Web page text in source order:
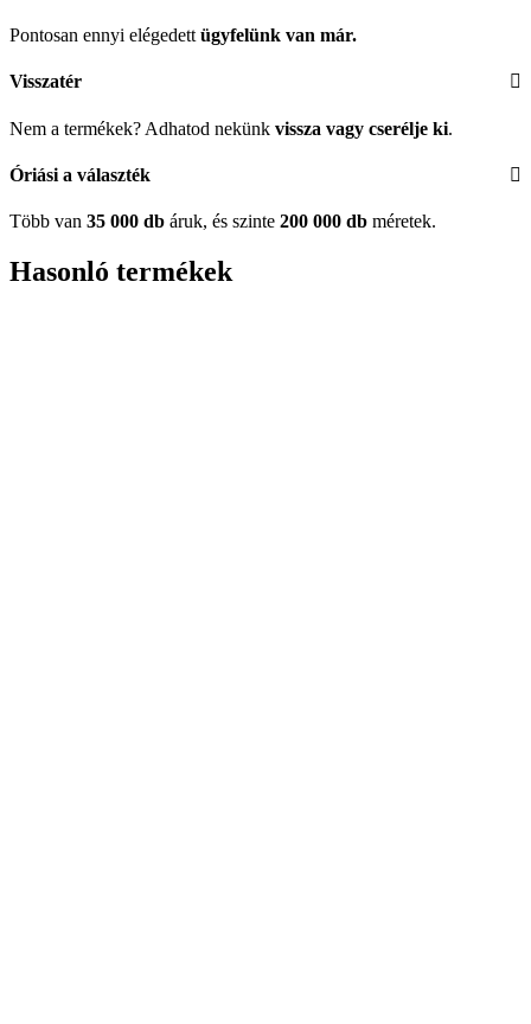
Pontosan ennyi elégedett ügyfelünk van már.
Visszatér
Nem a termékek? Adhatod nekünk vissza vagy cserélje ki.
Óriási a választék
Több van 35 000 db áruk, és szinte 200 000 db méretek.
Hasonló termékek